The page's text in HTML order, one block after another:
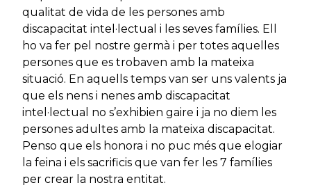
qualitat de vida de les persones amb
discapacitat intel·lectual i les seves famílies. Ell
ho va fer pel nostre germà i per totes aquelles
persones que es trobaven amb la mateixa
situació. En aquells temps van ser uns valents ja
que els nens i nenes amb discapacitat
intel·lectual no s’exhibien gaire i ja no diem les
persones adultes amb la mateixa discapacitat.
Penso que els honora i no puc més que elogiar
la feina i els sacrificis que van fer les 7 famílies
per crear la nostra entitat.